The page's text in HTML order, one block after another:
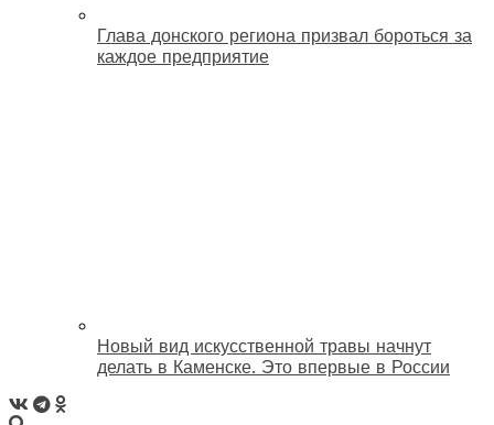
Глава донского региона призвал бороться за
каждое предприятие
Новый вид искусственной травы начнут
делать в Каменске. Это впервые в России